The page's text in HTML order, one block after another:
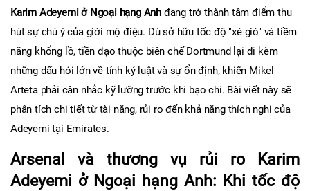
Karim Adeyemi ở Ngoại hạng Anh đang trở thành tâm điểm thu
hút sự chú ý của giới mộ điệu. Dù sở hữu tốc độ "xé gió" và tiềm
năng khổng lồ, tiền đạo thuộc biên chế Dortmund lại đi kèm
những dấu hỏi lớn về tính kỷ luật và sự ổn định, khiến Mikel
Arteta phải cân nhắc kỹ lưỡng trước khi bạo chi. Bài viết này sẽ
phân tích chi tiết từ tài năng, rủi ro đến khả năng thích nghi của
Adeyemi tại Emirates.
Arsenal và thương vụ rủi ro Karim
Adeyemi ở Ngoại hạng Anh: Khi tốc độ